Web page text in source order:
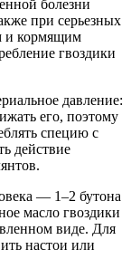
болезни
при серьезных
и кормящим
гвоздики
давление:
его, поэтому
специю с
действие
— 1–2 бутона
масло гвоздики
виде. Для
настои или